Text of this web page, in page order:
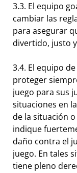
3.3. El equipo
cambiar las
para asegurar
divertido, justo
3.4. El equipo
proteger
juego para sus
situaciones en
de la situación
indique
daño contra el
juego. En tales
tiene pleno